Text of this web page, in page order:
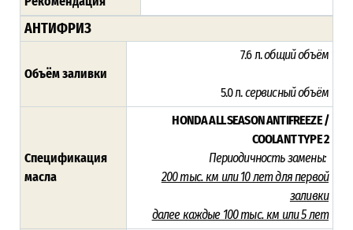
АНТИФРИЗ
Объём заливки
7.6 л.общий объём
5.0 л.сервисный объём
Спецификация
масла
HONDA ALL SEASON ANTIFREEZE /
COOLANT TYPE 2
Периодичность замены:
200 тыс. км или 10 лет для первой
заливки
далее каждые 100 тыс. км или 5 лет